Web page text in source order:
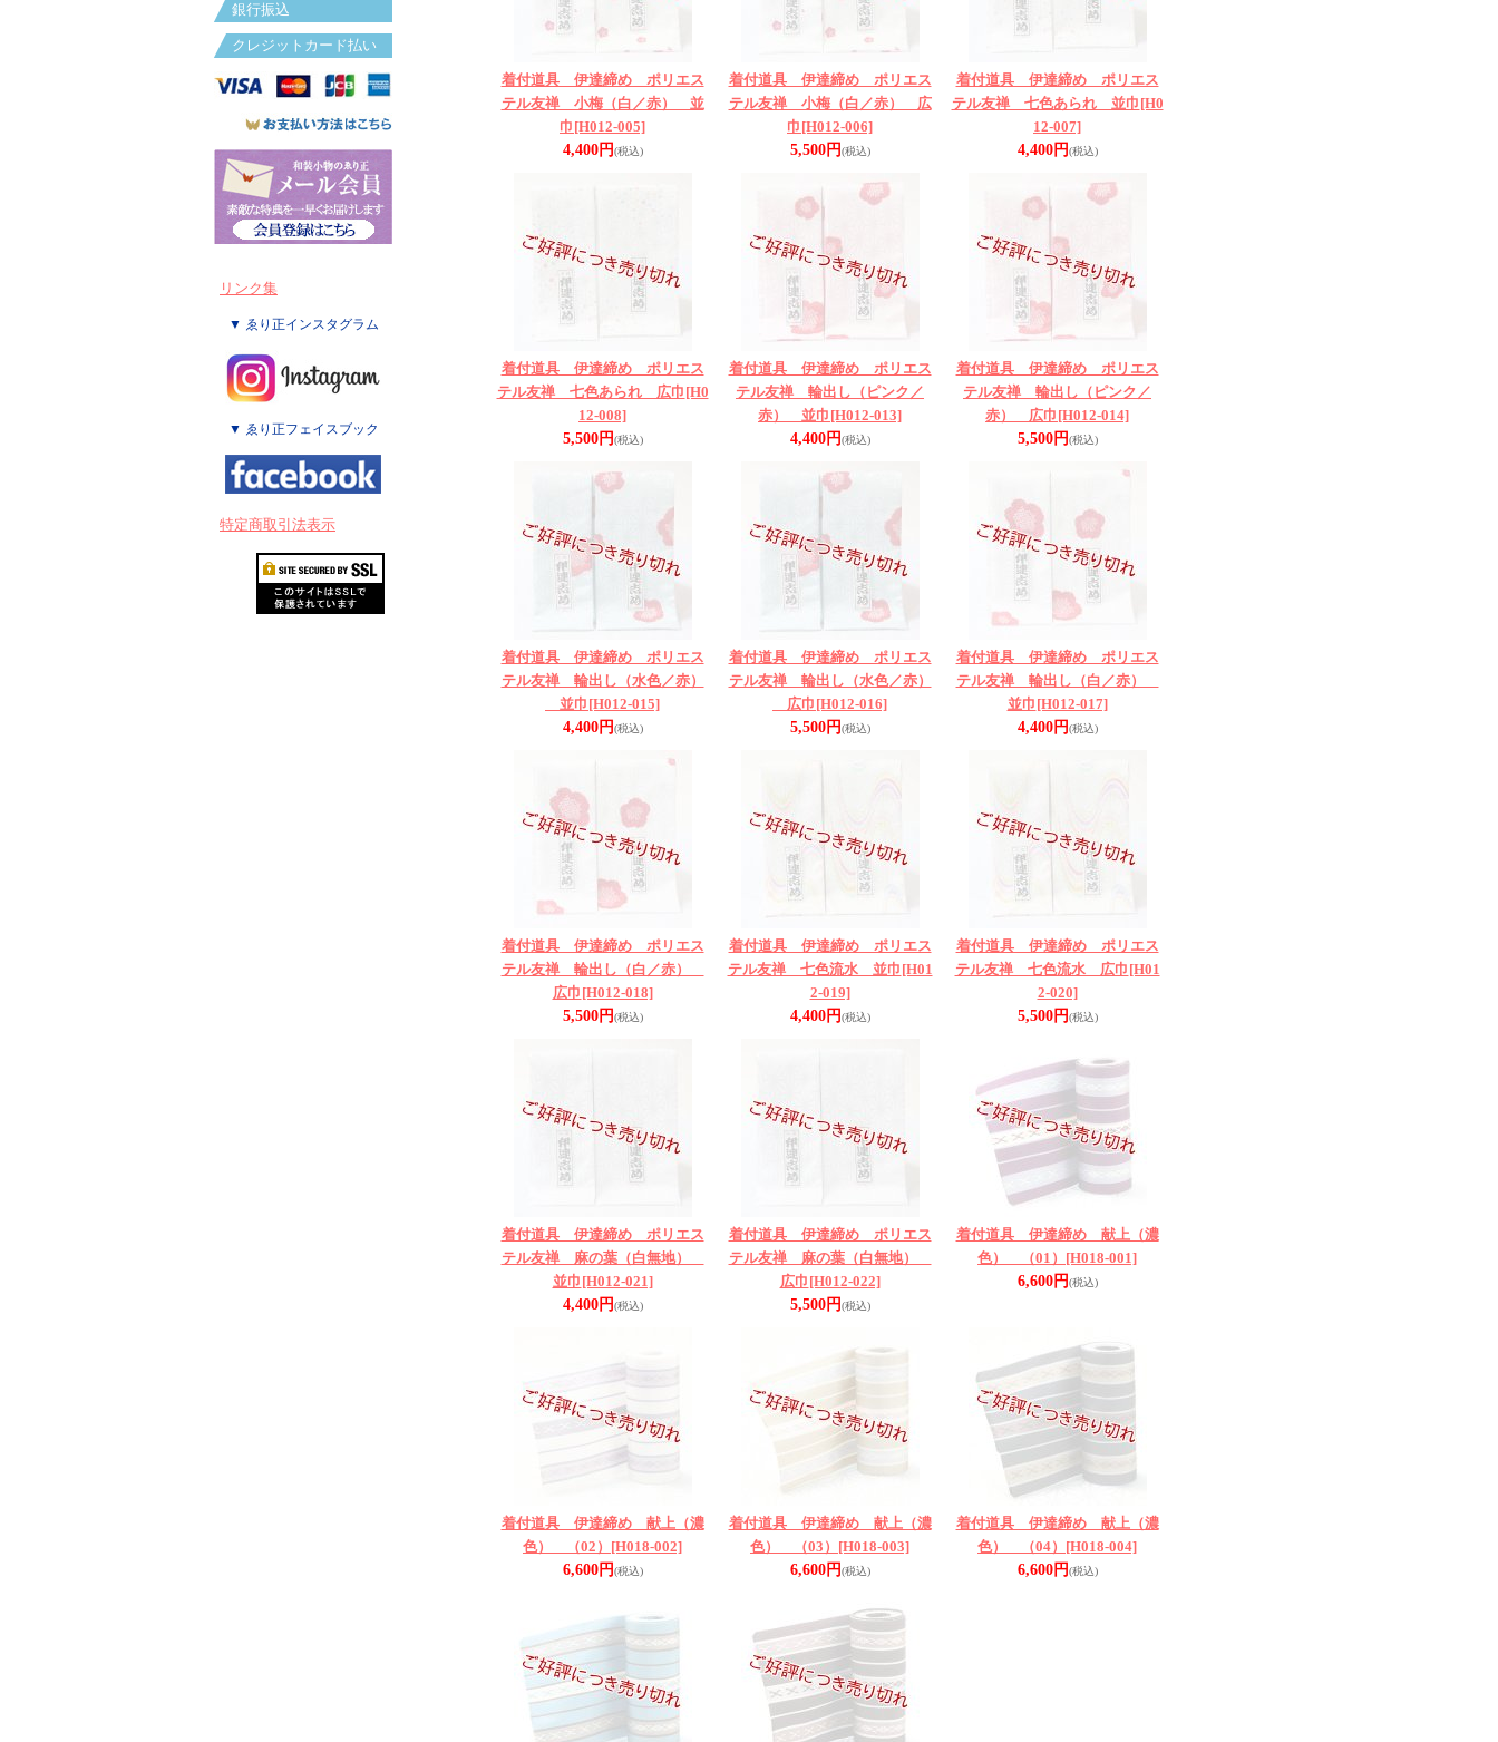
銀行振込
クレジットカード払い
リンク集
▼ ゑり正インスタグラム
▼ ゑり正フェイスブック
特定商取引法表示
着付道具 伊達締め ポリエス
テル友禅 小梅（白／赤） 並
巾 [H012-005]
4,400円(税込)
着付道具 伊達締め ポリエス
テル友禅 小梅（白／赤） 広
巾 [H012-006]
5,500円(税込)
着付道具 伊達締め ポリエス
テル友禅 七色あられ 並巾 [H0
12-007]
4,400円(税込)
着付道具 伊達締め ポリエス
テル友禅 七色あられ 広巾 [H0
12-008]
5,500円(税込)
着付道具 伊達締め ポリエス
テル友禅 輪出し（ピンク／
赤） 並巾 [H012-013]
4,400円(税込)
着付道具 伊達締め ポリエス
テル友禅 輪出し（ピンク／
赤） 広巾 [H012-014]
5,500円(税込)
着付道具 伊達締め ポリエス
テル友禅 輪出し（水色／赤）
並巾 [H012-015]
4,400円(税込)
着付道具 伊達締め ポリエス
テル友禅 輪出し（水色／赤）
広巾 [H012-016]
5,500円(税込)
着付道具 伊達締め ポリエス
テル友禅 輪出し（白／赤）
並巾 [H012-017]
4,400円(税込)
着付道具 伊達締め ポリエス
テル友禅 輪出し（白／赤）
広巾 [H012-018]
5,500円(税込)
着付道具 伊達締め ポリエス
テル友禅 七色流水 並巾 [H01
2-019]
4,400円(税込)
着付道具 伊達締め ポリエス
テル友禅 七色流水 広巾 [H01
2-020]
5,500円(税込)
着付道具 伊達締め ポリエス
テル友禅 麻の葉（白無地）
並巾 [H012-021]
4,400円(税込)
着付道具 伊達締め ポリエス
テル友禅 麻の葉（白無地）
広巾 [H012-022]
5,500円(税込)
着付道具 伊達締め 献上（濃
色） （01） [H018-001]
6,600円(税込)
着付道具 伊達締め 献上（濃
色） （02） [H018-002]
6,600円(税込)
着付道具 伊達締め 献上（濃
色） （03） [H018-003]
6,600円(税込)
着付道具 伊達締め 献上（濃
色） （04） [H018-004]
6,600円(税込)